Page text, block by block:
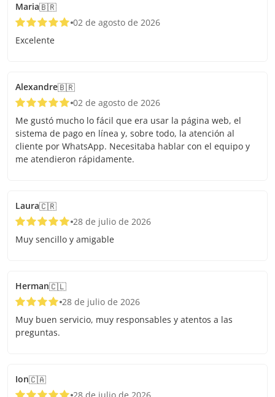
Maria🇧🇷
02 de agosto de 2026
Excelente
Alexandre🇧🇷
02 de agosto de 2026
Me gustó mucho lo fácil que era usar la página web, el
sistema de pago en línea y, sobre todo, la atención al
cliente por WhatsApp. Necesitaba hablar con el equipo y
me atendieron rápidamente.
Laura🇨🇷
28 de julio de 2026
Muy sencillo y amigable
Herman🇨🇱
28 de julio de 2026
Muy buen servicio, muy responsables y atentos a las
preguntas.
Ion🇨🇦